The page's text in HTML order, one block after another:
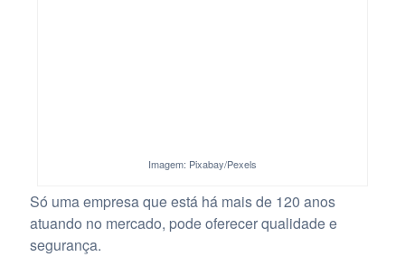
Imagem: Pixabay/Pexels
Só uma empresa que está há mais de 120 anos
atuando no mercado, pode oferecer qualidade e
segurança.